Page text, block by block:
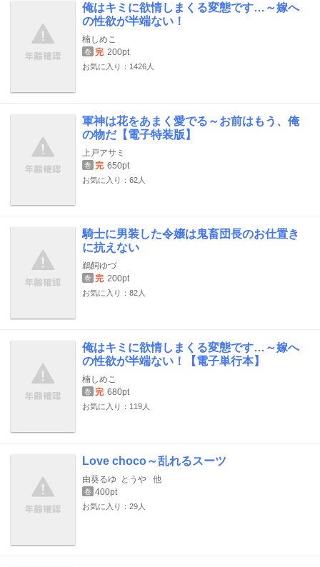
俺はキミに欲情しまくる変態です…～嫁へ
の性欲が半端ない！
楠しめこ
巻 完 200pt
お気に入り：1426人
軍神は花をあまく愛でる～お前はもう、俺
の物だ【電子特装版】
上戸アサミ
巻 完 650pt
お気に入り：62人
騎士に男装した令嬢は鬼畜団長のお仕置き
に抗えない
鵜飼ゆづ
巻 完 200pt
お気に入り：82人
俺はキミに欲情しまくる変態です…～嫁へ
の性欲が半端ない！【電子単行本】
楠しめこ
巻 完 680pt
お気に入り：119人
Love choco～乱れるスーツ
由葵るゆ とうや 他
巻 400pt
お気に入り：29人